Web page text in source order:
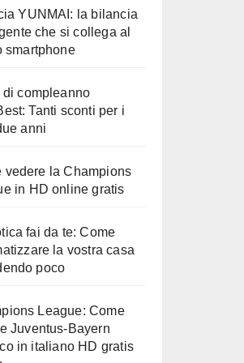
YUNMAI: la bilancia
che si collega al
smartphone
di compleanno
Tanti sconti per i
anni
vedere la Champions
in HD online gratis
fai da te: Come
la vostra casa
poco
League: Come
Juventus-Bayern
in italiano HD gratis